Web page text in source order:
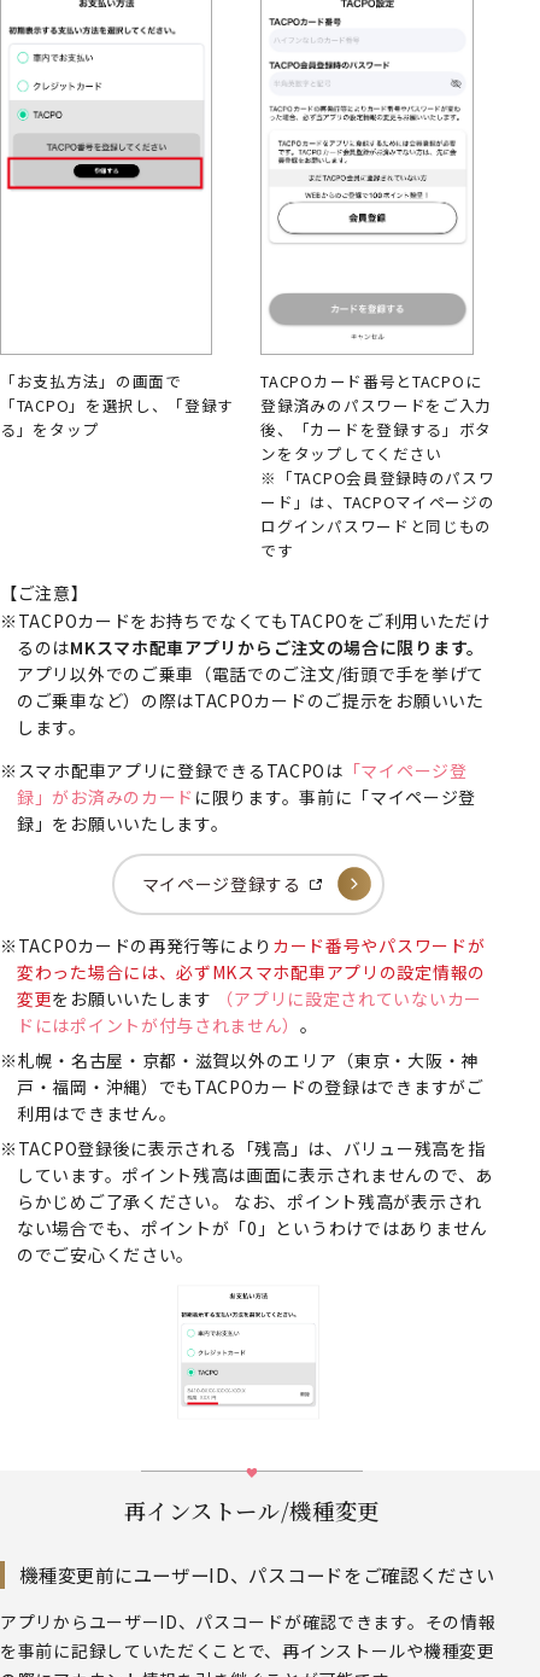
「お支払方法」の画面で
「TACPO」を選択し、「登録す
る」をタップ
TACPOカード番号とTACPOに
登録済みのパスワードをご入力
後、「カードを登録する」ボタ
ンをタップしてください
※「TACPO会員登録時のパスワ
ード」は、TACPOマイページの
ログインパスワードと同じもの
です
【ご注意】
TACPOカードをお持ちでなくてもTACPOをご利用いただけ
るのはMKスマホ配車アプリからご注文の場合に限ります。
アプリ以外でのご乗車（電話でのご注文/街頭で手を挙げて
のご乗車など）の際はTACPOカードのご提示をお願いいた
します。
スマホ配車アプリに登録できるTACPOは 「マイページ登
録」がお済みのカード に限ります。事前に「マイページ登
録」をお願いいたします。
マイページ登録する
TACPOカードの再発行等により カード番号やパスワードが
変わった場合には、必ずMKスマホ配車アプリの設定情報の
変更をお願いいたします
（アプリに設定されていないカー
ドにはポイントが付与されません）。
札幌・名古屋・京都・滋賀以外のエリア（東京・大阪・神
戸・福岡・沖縄）でもTACPOカードの登録はできますがご
利用はできません。
TACPO登録後に表示される「残高」は、バリュー残高を指
しています。ポイント残高は画面に表示されませんので、あ
らかじめご了承ください。 なお、ポイント残高が表示され
ない場合でも、ポイントが「0」というわけではありません
のでご安心ください。
再インストール/機種変更
機種変更前にユーザーID、パスコードをご確認ください
アプリからユーザーID、パスコードが確認できます。その情報
を事前に記録していただくことで、再インストールや機種変更